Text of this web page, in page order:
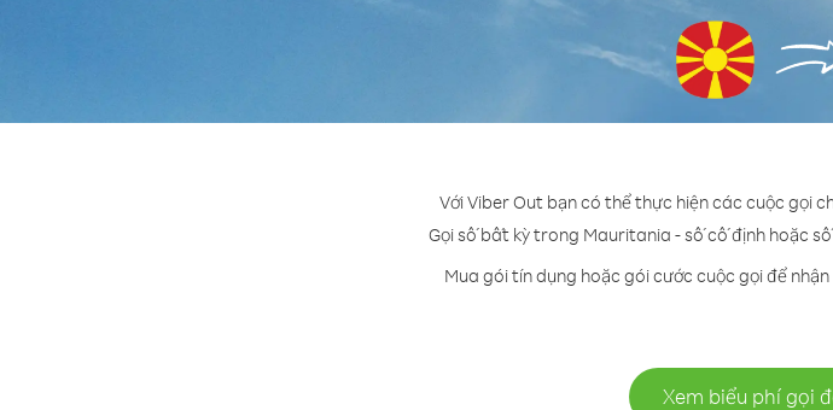
Với Viber Out bạn có thể thực hiện các cuộc gọi
Gọi số bất kỳ trong Mauritania - số cố định hoặc
Mua gói tín dụng hoặc gói cước cuộc gọi để
Xem biểu phí gọi